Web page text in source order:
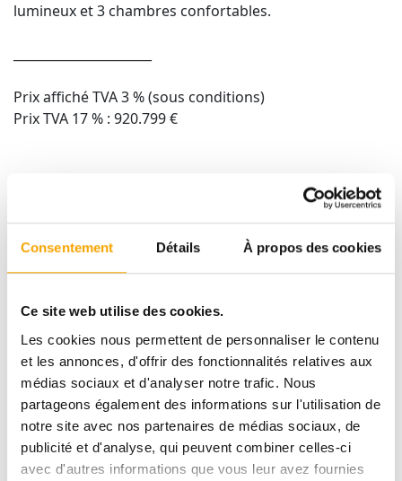
Consentement Détails À propos des cookies
Ce site web utilise des cookies.
Les cookies nous permettent de personnaliser le contenu
et les annonces, d'offrir des fonctionnalités relatives aux
médias sociaux et d'analyser notre trafic. Nous
partageons également des informations sur l'utilisation de
notre site avec nos partenaires de médias sociaux, de
publicité et d'analyse, qui peuvent combiner celles-ci
avec d'autres informations que vous leur avez fournies
DESCRIPTIF
BELVAUX
BELVALLEE - MAISON 41
AAA+
lumineux et 3 chambres confortables.
Prix affiché TVA 3 % (sous conditions)
Prix TVA 17 % : 920.799 €
📧 afafe.fahi@tracol.lu